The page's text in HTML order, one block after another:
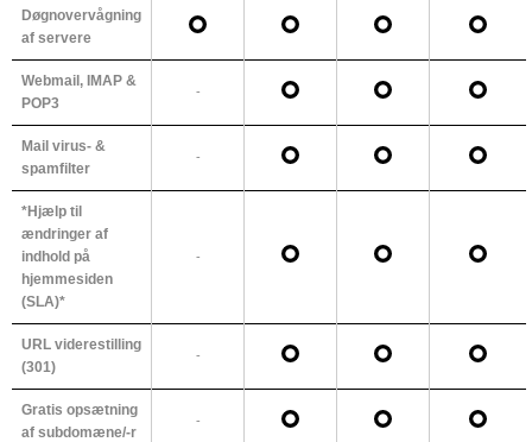
Døgnovervågning
af servere
Webmail, IMAP &
POP3
-
Mail virus- &
spamfilter
-
*Hjælp til
ændringer af
indhold på
hjemmesiden
(SLA)*
-
URL viderestilling
(301)
-
Gratis opsætning
af subdomæne/-r
-